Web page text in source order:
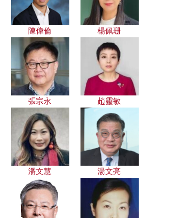
陳偉倫 楊佩珊
張宗永 趙靈敏
潘文慧 湯文亮